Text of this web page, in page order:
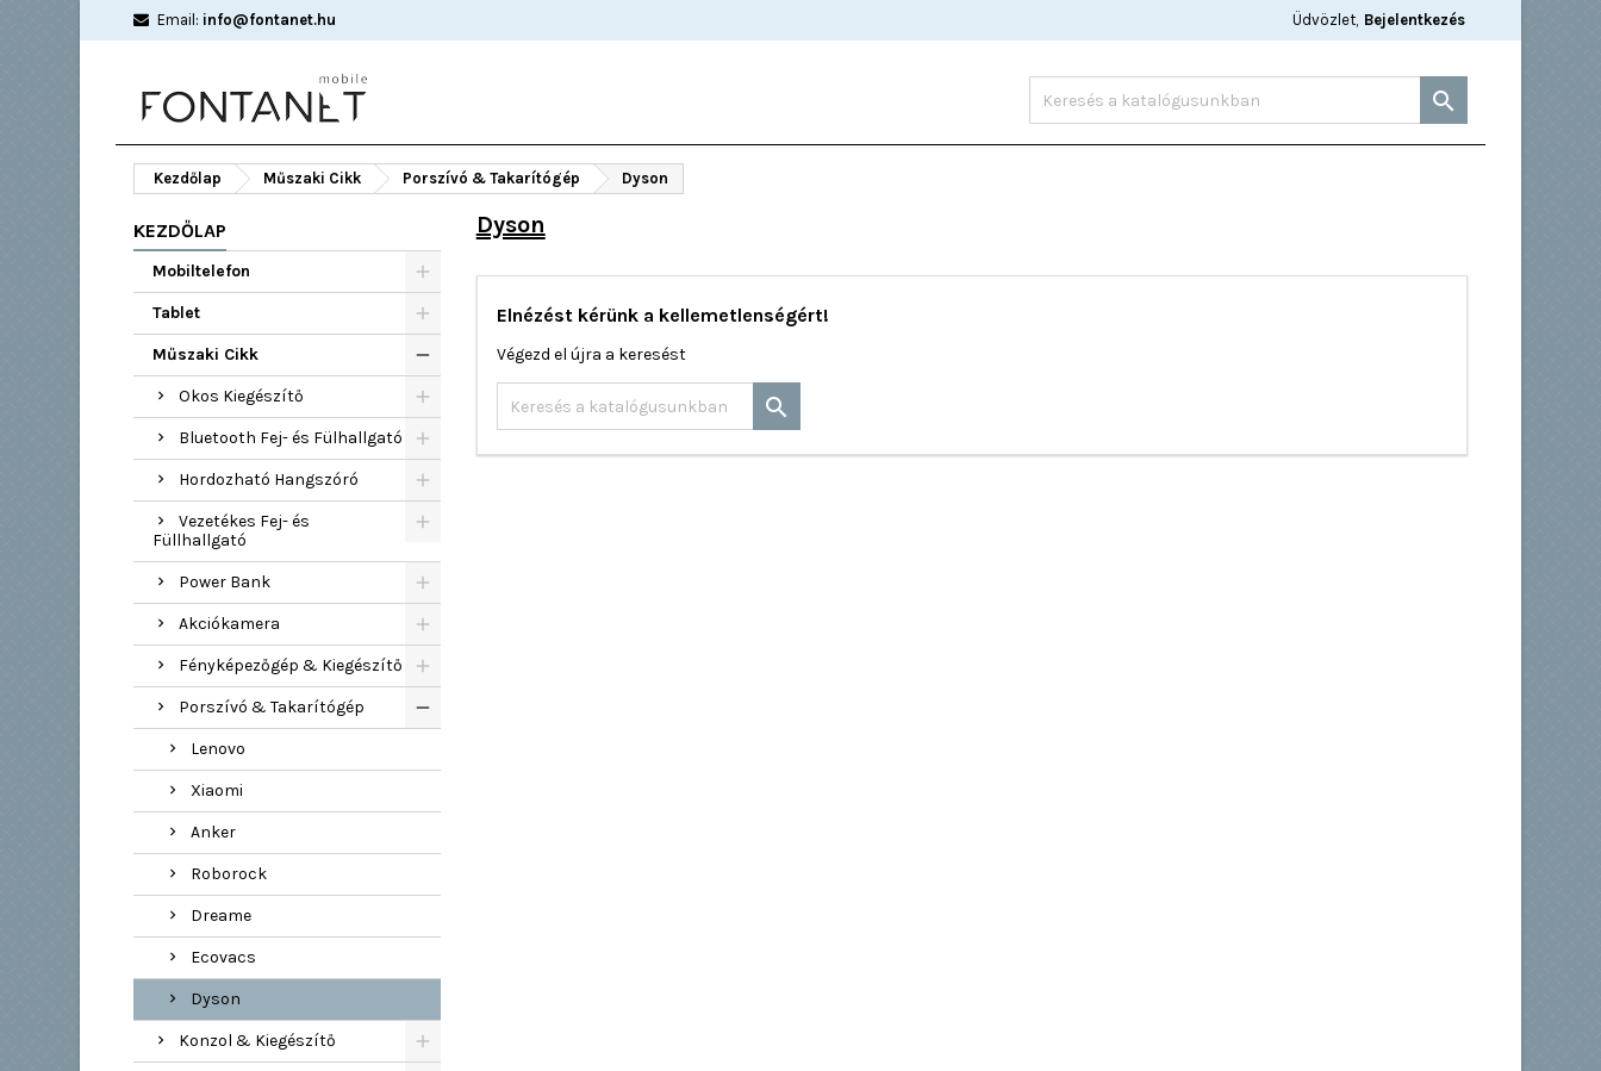
Email: info@fontanet.hu Üdvözlet, Bejelentkezés

Kezdőlap Műszaki Cikk Porszívó & Takarítógép Dyson
KEZDŐLAP
Mobiltelefon
Tablet
Műszaki Cikk
Okos Kiegészítő
Bluetooth Fej- és Fülhallgató
Hordozható Hangszóró
Vezetékes Fej- és
Füllhallgató
Power Bank
Akciókamera
Fényképezőgép & Kiegészítő
Porszívó & Takarítógép
Lenovo
Xiaomi
Anker
Roborock
Dreame
Ecovacs
Dyson
Konzol & Kiegészítő
Dyson
Elnézést kérünk a kellemetlenségért!
Végezd el újra a keresést
